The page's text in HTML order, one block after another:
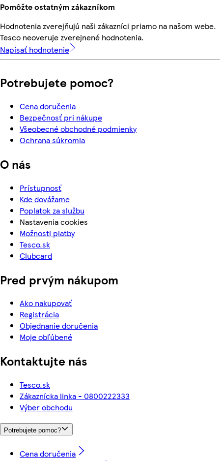
Pomôžte ostatným zákazníkom
Hodnotenia zverejňujú naši zákazníci priamo na našom webe.
Tesco neoveruje zverejnené hodnotenia.
Napísať hodnotenie
Potrebujete pomoc?
Cena doručenia
Bezpečnosť pri nákupe
Všeobecné obchodné podmienky
Ochrana súkromia
O nás
Prístupnosť
Kde dovážame
Poplatok za službu
Nastavenia cookies
Možnosti platby
Tesco.sk
Clubcard
Pred prvým nákupom
Ako nakupovať
Registrácia
Objednanie doručenia
Moje obľúbené
Kontaktujte nás
Tesco.sk
Zákaznícka linka - 0800222333
Výber obchodu
Potrebujete pomoc?
Cena doručenia